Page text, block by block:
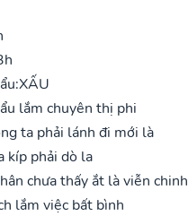
XẤU
lắm chuyên thị phi
ta phải lánh đi mới là
kíp phải dò la
chưa thấy ắt là viễn chinh
lắm việc bất bình